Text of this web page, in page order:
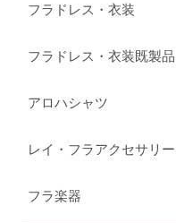
フラドレス・衣装
フラドレス・衣装既製品
アロハシャツ
レイ・フラアクセサリー
フラ楽器